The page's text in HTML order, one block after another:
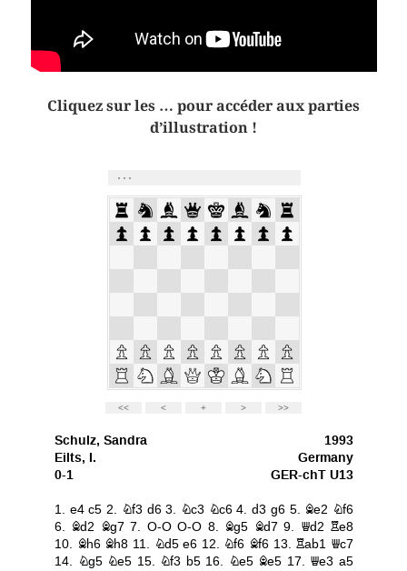
Cliquez sur les … pour accéder aux parties
d’illustration !